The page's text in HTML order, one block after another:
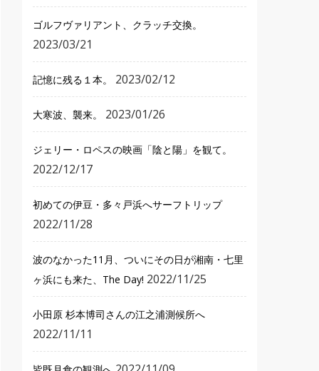
ゴルフヴァリアント、クラッチ交換。
2023/03/21
記憶に残る１本。 2023/02/12
大寒波、襲来。 2023/01/26
ジェリー・ロペスの映画「陰と陽」を観て。
2022/12/17
初めての伊豆・多々戸浜へサーフトリップ
2022/11/28
波のなかった11月、ついにその日が湘南・七里
ヶ浜にも来た、The Day! 2022/11/25
小田原 杉本博司さんの江之浦測候所へ
2022/11/11